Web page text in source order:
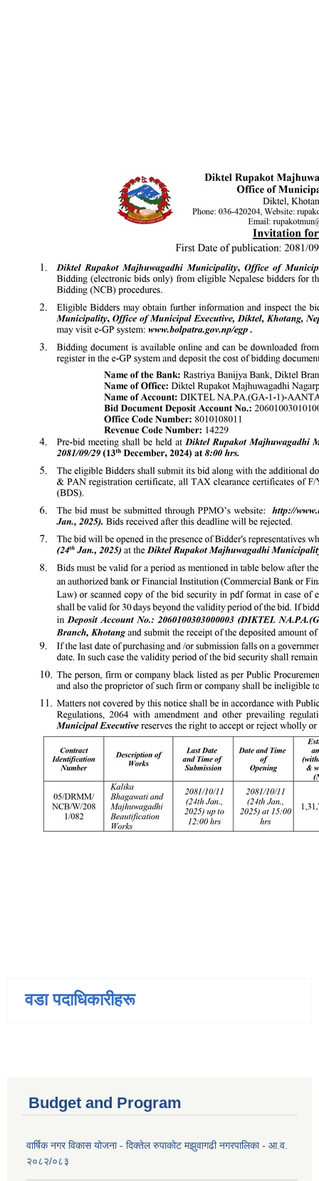
वडा पदाधिकारीहरू
Budget and Program
वार्षिक नगर विकास योजना - दिक्तेल रुपाकोट मझुवागढी नगरपालिका - आ.व.
२०८२/०८३